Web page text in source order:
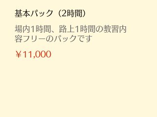
基本パック（2時間）
場内1時間、路上1時間の教習内
容フリーのパックです
￥11,000